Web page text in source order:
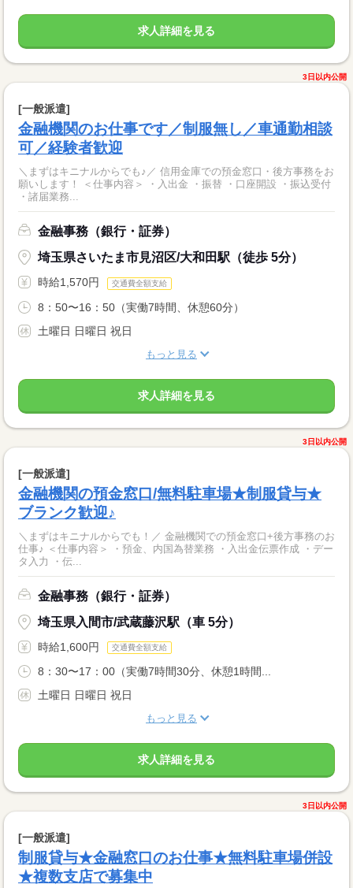
求人詳細を見る
3日以内公開
[一般派遣]
金融機関のお仕事です／制服無し／車通勤相談
可／経験者歓迎
＼まずはキニナルからでも♪／ 信用金庫での預金窓口・後方事務をお
願いします！ ＜仕事内容＞ ・入出金 ・振替 ・口座開設 ・振込受付
・諸届業務...
金融事務（銀行・証券）
埼玉県さいたま市見沼区/大和田駅（徒歩 5分）
時給1,570円 交通費全額支給
8：50〜16：50（実働7時間、休憩60分）
土曜日 日曜日 祝日
もっと見る
求人詳細を見る
3日以内公開
[一般派遣]
金融機関の預金窓口/無料駐車場★制服貸与★
ブランク歓迎♪
＼まずはキニナルからでも！／ 金融機関での預金窓口+後方事務のお
仕事♪ ＜仕事内容＞ ・預金、内国為替業務 ・入出金伝票作成 ・デー
タ入力 ・伝...
金融事務（銀行・証券）
埼玉県入間市/武蔵藤沢駅（車 5分）
時給1,600円 交通費全額支給
8：30〜17：00（実働7時間30分、休憩1時間...
土曜日 日曜日 祝日
もっと見る
求人詳細を見る
3日以内公開
[一般派遣]
制服貸与★金融窓口のお仕事★無料駐車場併設
★複数支店で募集中